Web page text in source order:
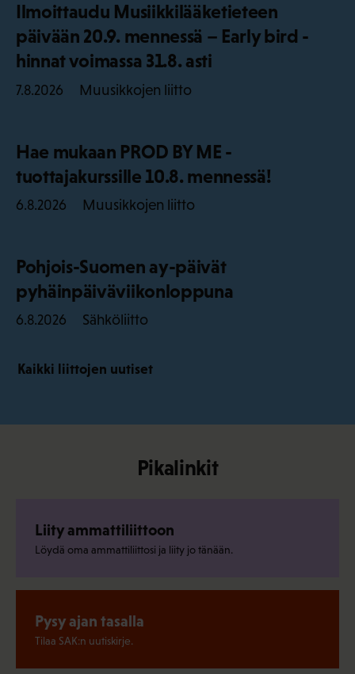
Ilmoittaudu Musiikkilääketieteen
päivään 20.9. mennessä – Early bird -
hinnat voimassa 31.8. asti
7.8.2026 Muusikkojen liitto
Hae mukaan PROD BY ME -
tuottajakurssille 10.8. mennessä!
6.8.2026 Muusikkojen liitto
Pohjois-Suomen ay-päivät
pyhäinpäiväviikonloppuna
6.8.2026 Sähköliitto
Kaikki liittojen uutiset
Pikalinkit
Liity ammattiliittoon
Löydä oma ammattiliittosi ja liity jo tänään.
Pysy ajan tasalla
Tilaa SAK:n uutiskirje.